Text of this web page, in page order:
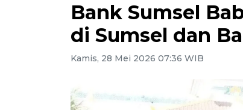
Bank Sumsel
di Sumsel dan
Kamis, 28 Mei 2026 07:36 WIB